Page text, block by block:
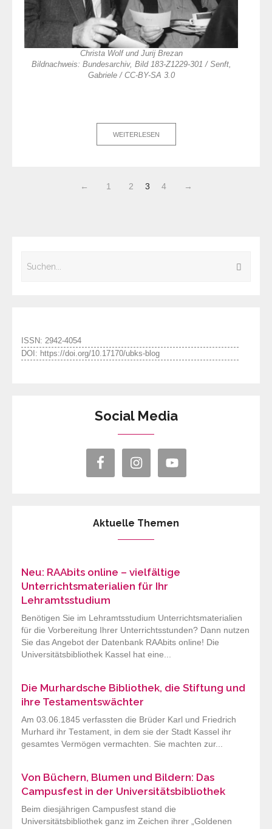
Christa Wolf und Jurij Brezan
Bildnachweis: Bundesarchiv, Bild 183-Z1229-301 / Senft,
Gabriele / CC-BY-SA 3.0
WEITERLESEN
← 1 2 3 4 →
ISSN: 2942-4054
DOI: https://doi.org/10.17170/ubks-blog
Social Media
Aktuelle Themen
Neu: RAAbits online – vielfältige
Unterrichtsmaterialien für Ihr
Lehramtsstudium
Benötigen Sie im Lehramtsstudium Unterrichtsmaterialien
für die Vorbereitung Ihrer Unterrichtsstunden? Dann nutzen
Sie das Angebot der Datenbank RAAbits online! Die
Universitätsbibliothek Kassel hat eine...
Die Murhardsche Bibliothek, die Stiftung und
ihre Testamentswächter
Am 03.06.1845 verfassten die Brüder Karl und Friedrich
Murhard ihr Testament, in dem sie der Stadt Kassel ihr
gesamtes Vermögen vermachten. Sie machten zur...
Von Büchern, Blumen und Bildern: Das
Campusfest in der Universitätsbibliothek
Beim diesjährigen Campusfest stand die
Universitätsbibliothek ganz im Zeichen ihrer „Goldenen